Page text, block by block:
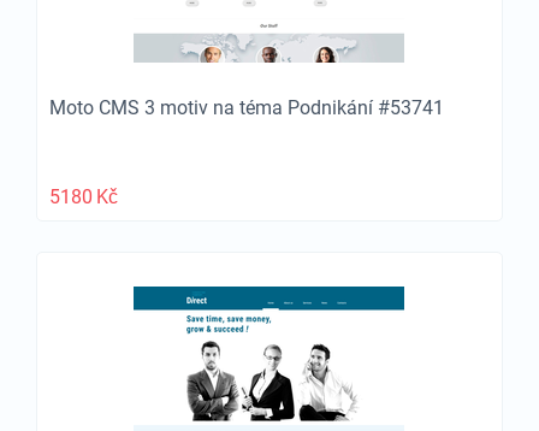
Moto CMS 3 motiv na téma Podnikání #53741
5180 Kč